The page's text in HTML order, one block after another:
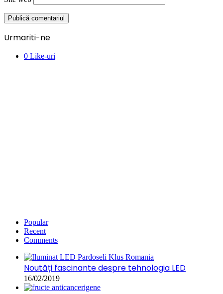
Urmariti-ne
0 Like-uri
Popular
Recent
Comments
Noutăți fascinante despre tehnologia LED
16/02/2019